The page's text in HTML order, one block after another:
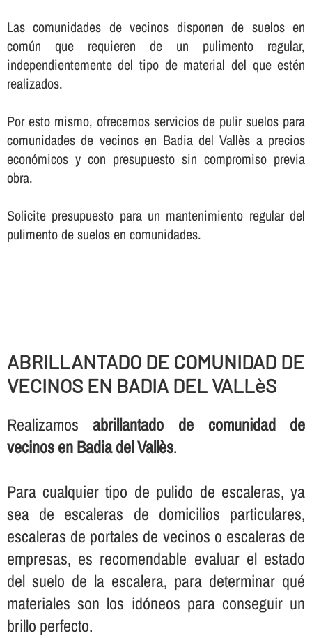
Las comunidades de vecinos disponen de suelos en
común que requieren de un pulimento regular,
independientemente del tipo de material del que estén
realizados.
Por esto mismo, ofrecemos servicios de pulir suelos para
comunidades de vecinos en Badia del Vallès a precios
económicos y con presupuesto sin compromiso previa
obra.
Solicite presupuesto para un mantenimiento regular del
pulimento de suelos en comunidades.
ABRILLANTADO DE COMUNIDAD DE
VECINOS EN BADIA DEL VALLèS
Realizamosabrillantado de comunidad de
vecinos en Badia del Vallès.
Para cualquier tipo de pulido de escaleras, ya
sea de escaleras de domicilios particulares,
escaleras de portales de vecinos o escaleras de
empresas, es recomendable evaluar el estado
del suelo de la escalera, para determinar qué
materiales son los idóneos para conseguir un
brillo perfecto.